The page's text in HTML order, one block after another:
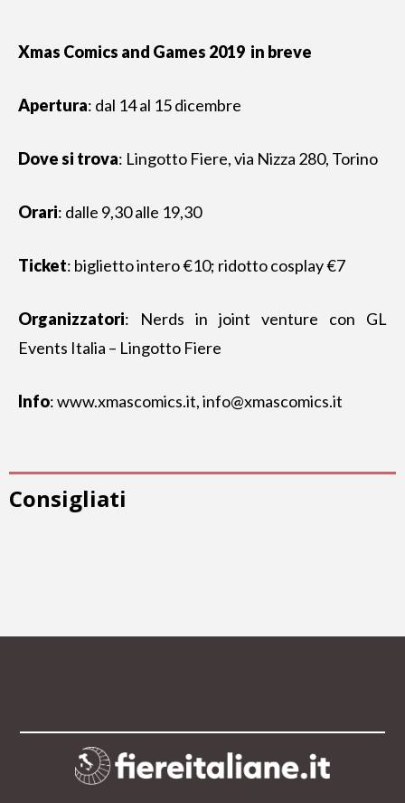
Xmas Comics and Games 2019 in breve
Apertura: dal 14 al 15 dicembre
Dove si trova: Lingotto Fiere, via Nizza 280, Torino
Orari: dalle 9,30 alle 19,30
Ticket: biglietto intero €10; ridotto cosplay €7
Organizzatori: Nerds in joint venture con GL
Events Italia – Lingotto Fiere
Info:www.xmascomics.it, info@xmascomics.it
Consigliati